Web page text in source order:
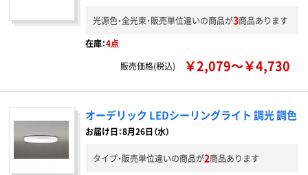
光源色・全光束・販売単位違いの商品が3商品あります
在庫：4点
販売価格(税込)
￥2,079～￥4,730
オーデリック LEDシーリングライト 調光 調色
お届け日：8月26日（水）
タイプ・販売単位違いの商品が2商品あります